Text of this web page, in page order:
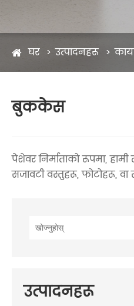
घर उत्पादनहरू
बुककेस
पेशेवर निर्माताको रूपमा,
सजावटी वस्तुहरू, फोटोहरू,
उत्पादनहरू